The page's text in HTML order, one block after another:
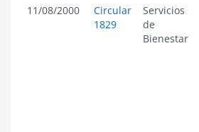
11/08/2000
Circular
1829
Servicios
de
Bienestar